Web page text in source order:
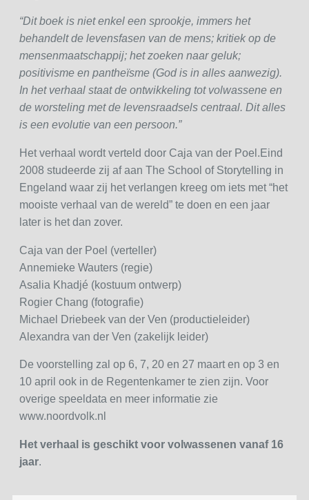
“Dit boek is niet enkel een sprookje, immers het
behandelt de levensfasen van de mens; kritiek op de
mensenmaatschappij; het zoeken naar geluk;
positivisme en pantheïsme (God is in alles aanwezig).
In het verhaal staat de ontwikkeling tot volwassene en
de worsteling met de levensraadsels centraal. Dit alles
is een evolutie van een persoon.”
Het verhaal wordt verteld door Caja van der Poel.Eind
2008 studeerde zij af aan The School of Storytelling in
Engeland waar zij het verlangen kreeg om iets met “het
mooiste verhaal van de wereld” te doen en een jaar
later is het dan zover.
Caja van der Poel (verteller)
Annemieke Wauters (regie)
Asalia Khadjé (kostuum ontwerp)
Rogier Chang (fotografie)
Michael Driebeek van der Ven (productieleider)
Alexandra van der Ven (zakelijk leider)
De voorstelling zal op 6, 7, 20 en 27 maart en op 3 en
10 april ook in de Regentenkamer te zien zijn. Voor
overige speeldata en meer informatie zie
www.noordvolk.nl
Het verhaal is geschikt voor volwassenen vanaf 16
jaar.